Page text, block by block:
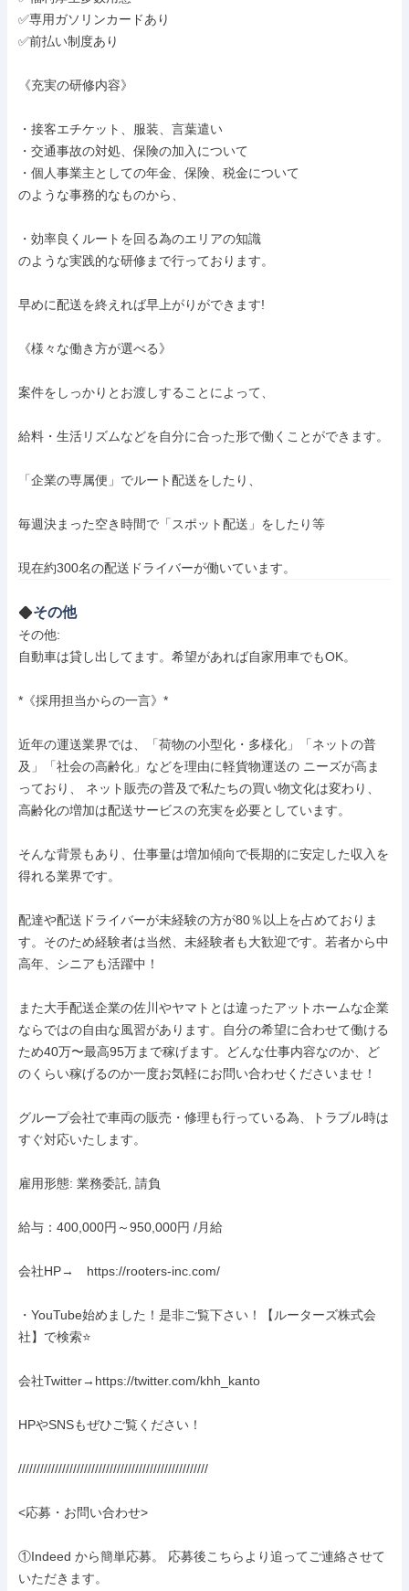
✅専用ガソリンカードあり
✅前払い制度あり
《充実の研修内容》
・接客エチケット、服装、言葉遣い
・交通事故の対処、保険の加入について
・個人事業主としての年金、保険、税金について
のような事務的なものから、
・効率良くルートを回る為のエリアの知識
のような実践的な研修まで行っております。
早めに配送を終えれば早上がりができます!
《様々な働き方が選べる》
案件をしっかりとお渡しすることによって、
給料・生活リズムなどを自分に合った形で働くことができます。
「企業の専属便」でルート配送をしたり、
毎週決まった空き時間で「スポット配送」をしたり等
現在約300名の配送ドライバーが働いています。
その他
その他:
自動車は貸し出してます。希望があれば自家用車でもOK。
*《採用担当からの一言》*
近年の運送業界では、「荷物の小型化・多様化」「ネットの普
及」「社会の高齢化」などを理由に軽貨物運送の ニーズが高ま
っており、 ネット販売の普及で私たちの買い物文化は変わり、
高齢化の増加は配送サービスの充実を必要としています。
そんな背景もあり、仕事量は増加傾向で長期的に安定した収入を
得れる業界です。
配達や配送ドライバーが未経験の方が80％以上を占めておりま
す。そのため経験者は当然、未経験者も大歓迎です。若者から中
高年、シニアも活躍中！
また大手配送企業の佐川やヤマトとは違ったアットホームな企業
ならではの自由な風習があります。自分の希望に合わせて働ける
ため40万〜最高95万まで稼げます。どんな仕事内容なのか、ど
のくらい稼げるのか一度お気軽にお問い合わせくださいませ！
グループ会社で車両の販売・修理も行っている為、トラブル時は
すぐ対応いたします。
雇用形態: 業務委託, 請負
給与：400,000円～950,000円 /月給
会社HP→　https://rooters-inc.com/
・YouTube始めました！是非ご覧下さい！【ルーターズ株式会
社】で検索⭐️
会社Twitter→https://twitter.com/khh_kanto
HPやSNSもぜひご覧ください！
////////////////////////////////////////////////////
<応募・お問い合わせ>
①Indeed から簡単応募。 応募後こちらより追ってご連絡させて
いただきます。